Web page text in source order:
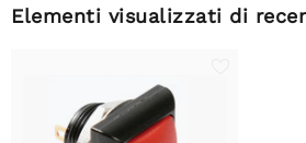
Elementi visualizzati di